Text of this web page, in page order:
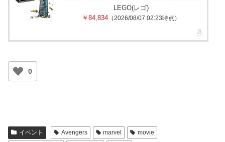
LEGO(レゴ)
￥84,834 （2026/08/07 02:23時点）
0
イベント Avengers marvel
movie